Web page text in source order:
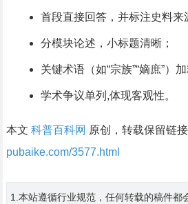
首段直接回答，并标注史料来
分模块论述，小标题清晰；
关键术语（如“宗族”“嫡庶”）
学术争议单列,体现客观性。
本文 科普百科网 原创，转载保留链接
pubaike.com/3577.html
1.本站遵循行业规范，任何转载的稿件都